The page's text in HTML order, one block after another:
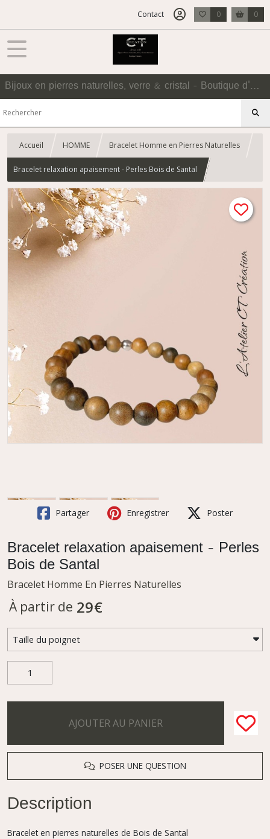
Contact 0 0
Bijoux en pierres naturelles, verre & cristal - Boutique d'Accessoires
Accueil HOMME Bracelet Homme en Pierres Naturelles
Bracelet relaxation apaisement - Perles Bois de Santal
Partager Enregistrer Poster
Bracelet relaxation apaisement - Perles
Bois de Santal
Bracelet Homme En Pierres Naturelles
À partir de 29€
AJOUTER AU PANIER
POSER UNE QUESTION
Description
Bracelet en pierres naturelles de Bois de Santal